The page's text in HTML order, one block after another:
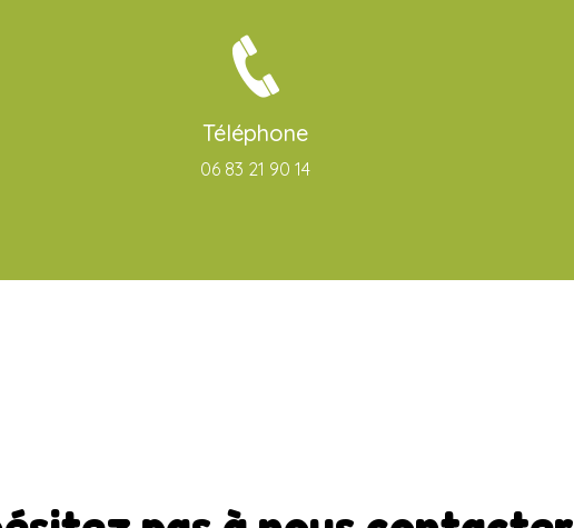
Téléphone
06 83 21 90 14